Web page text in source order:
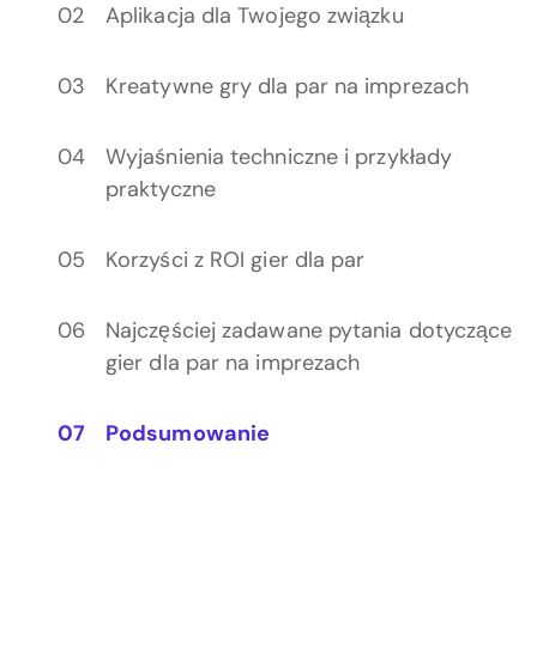
Aplikacja dla Twojego związku
Kreatywne gry dla par na imprezach
Wyjaśnienia techniczne i przykłady
praktyczne
Korzyści z ROI gier dla par
Najczęściej zadawane pytania dotyczące
gier dla par na imprezach
Podsumowanie